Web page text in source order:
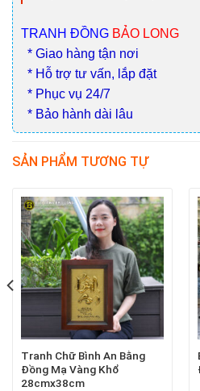
TRANH ĐỒNG BẢO LONG
* Giao hàng tận nơi
* Hỗ trợ tư vấn, lắp đặt
* Phục vụ 24/7
* Bảo hành dài lâu
SẢN PHẨM TƯƠNG TỰ
Tranh Chữ Bình An Bằng
Đồng Mạ Vàng Khổ
28cmx38cm